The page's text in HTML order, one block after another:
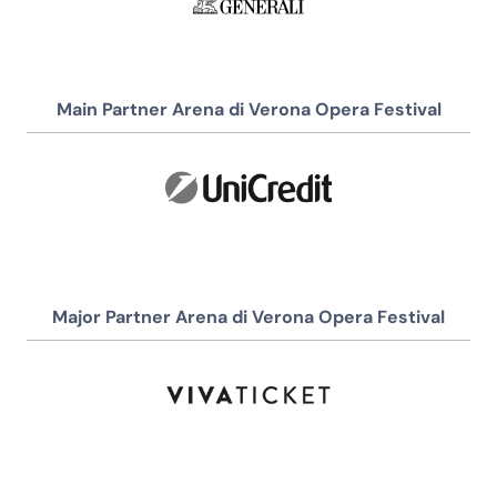
Main Partner Arena di Verona Opera Festival
Major Partner Arena di Verona Opera Festival